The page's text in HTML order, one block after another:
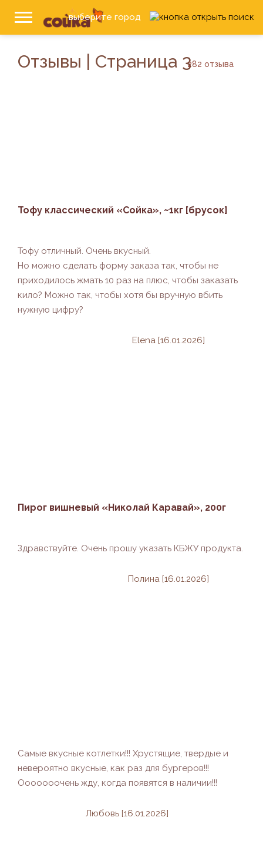
выберите город
Отзывы | Страница 3282 отзыва
Тофу классический «Сойка», ~1кг [брусок]
Тофу отличный. Очень вкусный.
Но можно сделать форму заказа так, чтобы не
приходилось жмать 10 раз на плюс, чтобы заказать
кило? Можно так, чтобы хотя бы вручную вбить
нужную цифру?
Elena [16.01.2026]
Пирог вишневый «Николай Каравай», 200г
Здравствуйте. Очень прошу указать КБЖУ продукта.
Полина [16.01.2026]
Самые вкусные котлетки!!! Хрустящие, твердые и
невероятно вкусные, как раз для бургеров!!!
Ооооооочень жду, когда появятся в наличии!!!
Любовь [16.01.2026]